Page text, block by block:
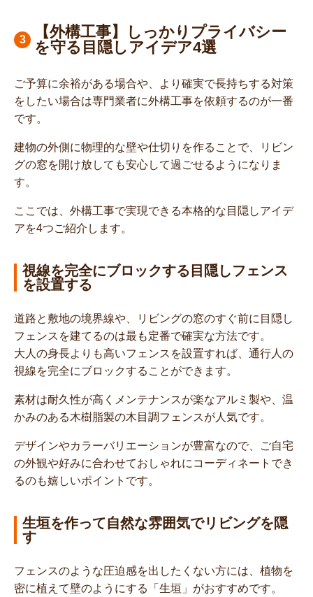
【外構工事】しっかりプライバシー
を守る目隠しアイデア4選
ご予算に余裕がある場合や、より確実で長持ちする対策
をしたい場合は専門業者に外構工事を依頼するのが一番
です。
建物の外側に物理的な壁や仕切りを作ることで、リビン
グの窓を開け放しても安心して過ごせるようになりま
す。
ここでは、外構工事で実現できる本格的な目隠しアイデ
アを4つご紹介します。
視線を完全にブロックする目隠しフェンス
を設置する
道路と敷地の境界線や、リビングの窓のすぐ前に目隠し
フェンスを建てるのは最も定番で確実な方法です。
大人の身長よりも高いフェンスを設置すれば、通行人の
視線を完全にブロックすることができます。
素材は耐久性が高くメンテナンスが楽なアルミ製や、温
かみのある木樹脂製の木目調フェンスが人気です。
デザインやカラーバリエーションが豊富なので、ご自宅
の外観や好みに合わせておしゃれにコーディネートでき
るのも嬉しいポイントです。
生垣を作って自然な雰囲気でリビングを隠
す
フェンスのような圧迫感を出したくない方には、植物を
密に植えて壁のようにする「生垣」がおすすめです。